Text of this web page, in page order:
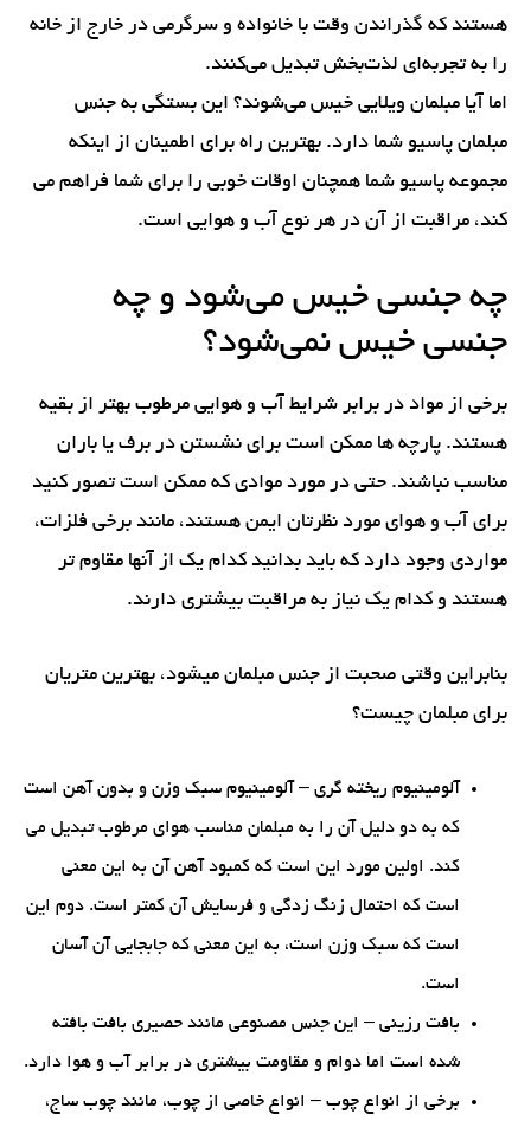
هستند که گذراندن وقت با خانواده و سرگرمی در خارج از خانه
را به تجربه‌ای لذت‌بخش تبدیل می‌کنند.
اما آیا مبلمان ویلایی خیس می‌شوند؟ این بستگی به جنس
مبلمان پاسیو شما دارد. بهترین راه برای اطمینان از اینکه
مجموعه پاسیو شما همچنان اوقات خوبی را برای شما فراهم می
کند، مراقبت از آن در هر نوع آب و هوایی است.
چه جنسی خیس می‌شود و چه
جنسی خیس نمی‌شود؟
برخی از مواد در برابر شرایط آب و هوایی مرطوب بهتر از بقیه
هستند. پارچه ها ممکن است برای نشستن در برف یا باران
مناسب نباشند. حتی در مورد موادی که ممکن است تصور کنید
برای آب و هوای مورد نظرتان ایمن هستند، مانند برخی فلزات،
مواردی وجود دارد که باید بدانید کدام یک از آنها مقاوم تر
هستند و کدام یک نیاز به مراقبت بیشتری دارند.
بنابراین وقتی صحبت از جنس مبلمان میشود، بهترین متریان
برای مبلمان چیست؟
آلومینیوم ریخته گری – آلومینیوم سبک وزن و بدون آهن است
که به دو دلیل آن را به مبلمان مناسب هوای مرطوب تبدیل می
کند. اولین مورد این است که کمبود آهن آن به این معنی
است که احتمال زنگ زدگی و فرسایش آن کمتر است. دوم این
است که سبک وزن است، به این معنی که جابجایی آن آسان
است.
بافت رزینی – این جنس مصنوعی مانند حصیری بافت بافته
شده است اما دوام و مقاومت بیشتری در برابر آب و هوا دارد.
برخی از انواع چوب – انواع خاصی از چوب، مانند چوب ساج،